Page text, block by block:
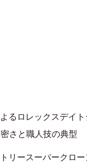
るロレックスデイ
と職人技の典型
リースーパークロ